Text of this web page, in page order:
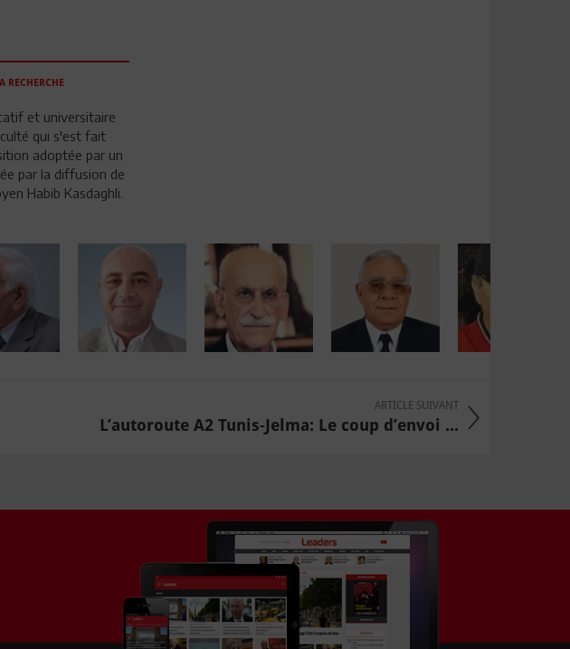
RECHERCHE
et universitaire
qui s'est fait
adoptée par un
par la diffusion de
Habib Kasdaghli.
ARTICLE SUIVANT
L’autoroute A2 Tunis-Jelma: Le coup d’envoi ...